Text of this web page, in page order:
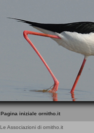
Pagina iniziale ornitho.it
Le Associazioni di ornitho.it